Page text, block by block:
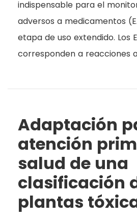
indispensable para el
adversos a medicamentos
etapa de uso extendido. Los
corresponden a reacciones
Adaptación
atención
salud de una
clasificación
plantas